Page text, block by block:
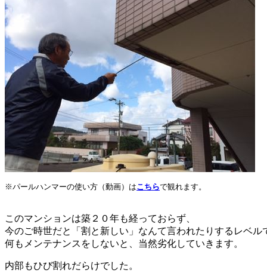
※パールハンマーの使い方（動画）はこちらで観れます。
このマンションは築２０年も経っておらず、
今のご時世だと「割と新しい」なんて言われたりするレベル
何もメンテナンスをしないと、当然劣化していきます。
内部もひび割れだらけでした。